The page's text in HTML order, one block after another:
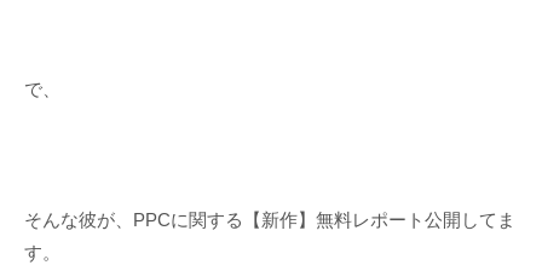
で、
そんな彼が、PPCに関する【新作】無料レポート公開してま
す。